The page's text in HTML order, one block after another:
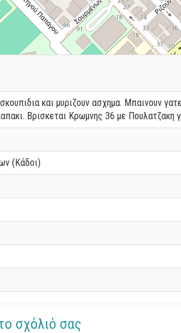
και μυριζουν ασχημα. Μπαινουν
Βρισκεται Κρωμνης 36 με Πουλατζακη
(Κάδοι)
σχόλιό σας